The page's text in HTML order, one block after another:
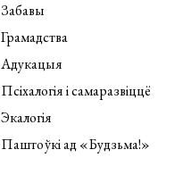
Забавы
Грамадства
Адукацыя
Псіхалогія і самаразвіццё
Экалогія
Паштоўкі ад «Будзьма!»